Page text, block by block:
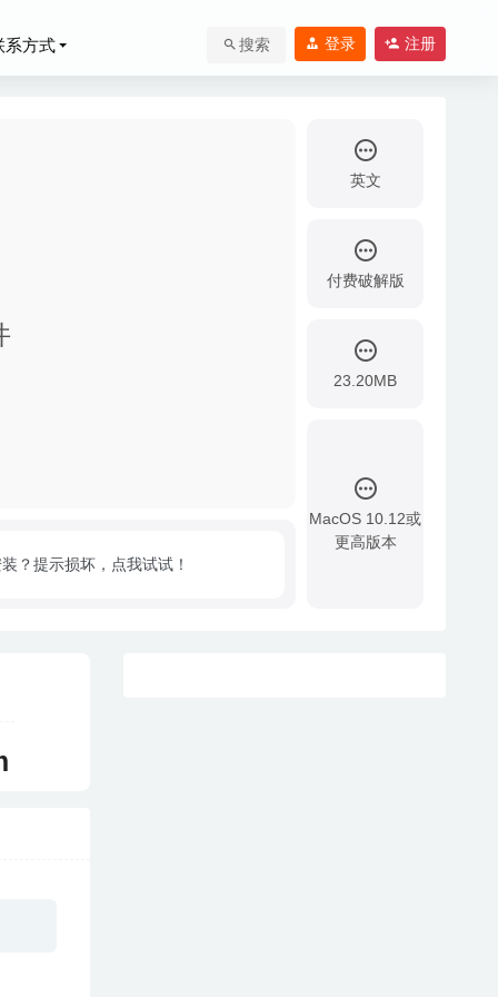
方式 搜索 登录 注册
英文
付费破解版
23.20MB
MacOS 10.12或
更高版本
？提示损坏，点我试试！
25